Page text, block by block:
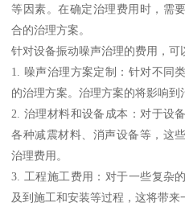
等因素。在确定治理费用时，需
合的治理方案。
针对设备振动噪声治理的费用，可
1. 噪声治理方案定制：针对不同
的治理方案。治理方案的将影响到
2. 治理材料和设备成本：对于设
各种减震材料、消声设备等，这
治理费用。
3. 工程施工费用：对于一些复杂
及到施工和安装等过程，这将带来